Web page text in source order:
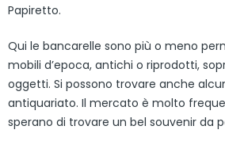
Papiretto.
Qui le bancarelle sono più o meno
mobili d’epoca, antichi o riprodotti,
oggetti. Si possono trovare anche
antiquariato. Il mercato è molto
sperano di trovare un bel souvenir da